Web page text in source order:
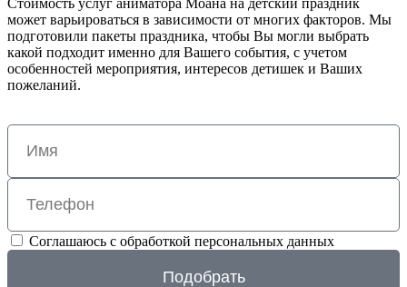
Стоимость услуг аниматора Моана на детский праздник
может варьироваться в зависимости от многих факторов. Мы
подготовили пакеты праздника, чтобы Вы могли выбрать
какой подходит именно для Вашего события, с учетом
особенностей мероприятия, интересов детишек и Ваших
пожеланий.
Соглашаюсь с обработкой персональных данных
Подобрать